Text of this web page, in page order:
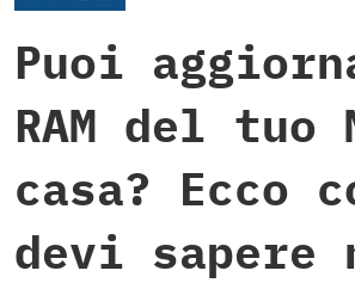
Puoi
RAM del tuo
casa? Ecco
devi sapere